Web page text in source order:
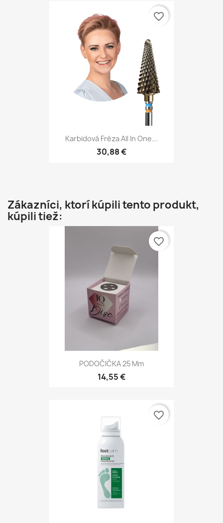
Karbidová Fréza All In One...
30,88 €
favorite_border
Zákazníci, ktorí kúpili tento produkt,
kúpili tiež:
PODOČIČKA 25 Mm
14,55 €
favorite_border
favorite_border